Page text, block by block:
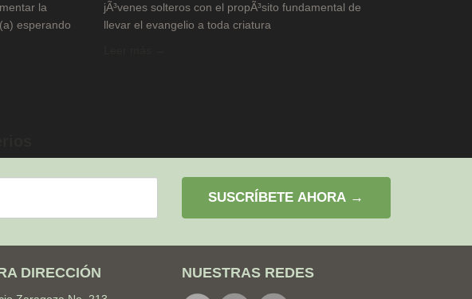
la
esperando
jÃ³venes solteros con el propÃ³sito fundamental de
llevar el evangelio a toda criatura
SUSCRÍBETE AHORA →
DIRECCIÓN NUESTRAS REDES